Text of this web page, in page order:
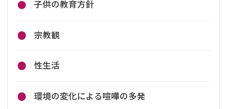
子供の教育方針
宗教観
性生活
環境の変化による喧嘩の多発